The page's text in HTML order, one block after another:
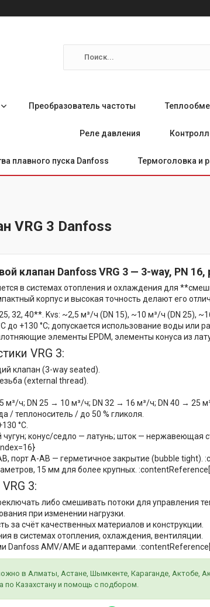
Преобразователь частоты
Реле давления
плавного пуска Danfoss Термоголовка и
VRG 3 Danfoss
клапан Danfoss VRG 3 — 3-way, PN
в системах отопления и охлаждения для
корпус и высокая точность делают его
32, 40**. Kvs: ~2,5 м³/ч (DN 15), ~10 м³/ч (DN 25),
до +130 °C; допускается использование воды или
элементы EPDM, элементы конуса из
VRG 3:
клапан (3-way seated).
(external thread).
м³/ч; DN 25 → 10 м³/ч; DN 32 → 16 м³/ч; DN 40 → 25
/ теплоноситель / до 50 % гликоля.
°C.
конус/седло — латунь; шток — нержавеющая
порт A-AB — герметичное закрытие (bubble
15 мм для более крупных.
3:
либо смешивать потоки для управления
при изменении нагрузки.
за счёт качественных материалов и конструкции.
в системах отопления, охлаждения, вентиляции.
Danfoss AMV/AME и адаптерами.
в Алматы, Астане, Шымкенте, Караганде, Актобе,
по Казахстану и помощь с подбором.